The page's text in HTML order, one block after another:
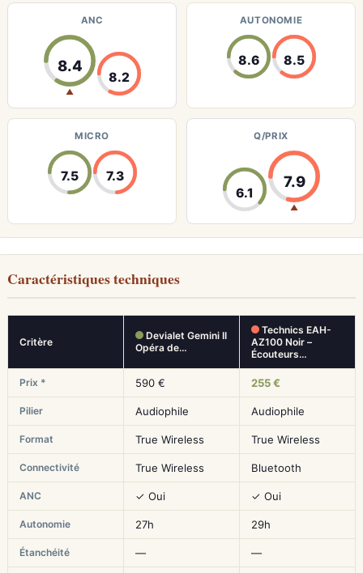
ANC
8.4
▲
8.2
AUTONOMIE
8.6 8.5
MICRO
7.5 7.3
Q/PRIX
6.1
7.9
▲
Caractéristiques techniques
Critère
Devialet Gemini II
Opéra de…
Technics EAH-
AZ100 Noir –
Écouteurs…
Prix * 590 € 255 €
Pilier Audiophile Audiophile
Format True Wireless True Wireless
Connectivité True Wireless Bluetooth
ANC ✓ Oui ✓ Oui
Autonomie 27h 29h
Étanchéité — —